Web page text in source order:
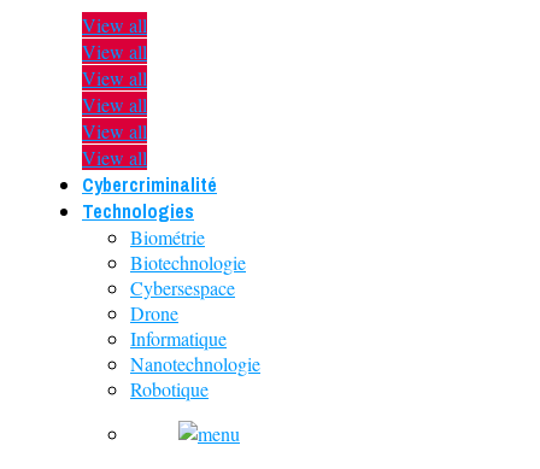
View all
View all
View all
View all
View all
View all
Cybercriminalité
Technologies
Biométrie
Biotechnologie
Cybersespace
Drone
Informatique
Nanotechnologie
Robotique